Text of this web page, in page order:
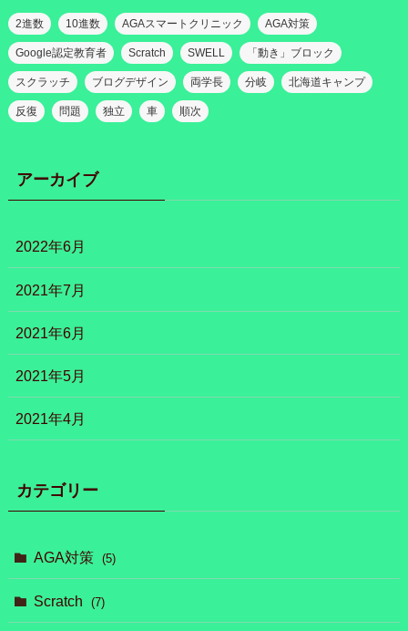
2進数 10進数 AGAスマートクリニック AGA対策
Google認定教育者 Scratch SWELL 「動き」ブロック
スクラッチ ブログデザイン 両学長 分岐 北海道キャンプ
反復 問題 独立 車 順次
アーカイブ
2022年6月
2021年7月
2021年6月
2021年5月
2021年4月
カテゴリー
AGA対策 (5)
Scratch (7)